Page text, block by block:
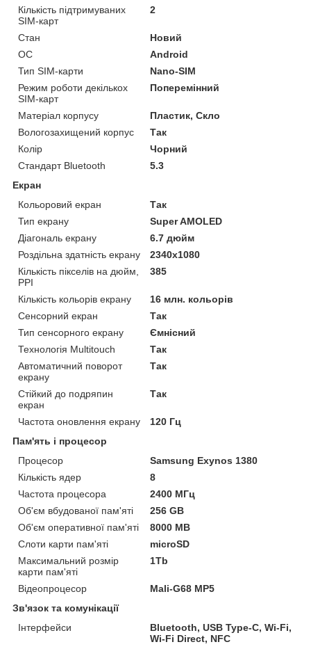
Кількість підтримуваних
SIM-карт
2
Стан
Новий
ОС
Android
Тип SIM-карти
Nano-SIM
Режим роботи декількох
SIM-карт
Поперемінний
Матеріал корпусу
Пластик, Скло
Вологозахищений корпус
Так
Колір
Чорний
Стандарт Bluetooth
5.3
Екран
Кольоровий екран
Так
Тип екрану
Super AMOLED
Діагональ екрану
6.7 дюйм
Роздільна здатність екрану
2340х1080
Кількість пікселів на дюйм,
PPI
385
Кількість кольорів екрану
16 млн. кольорів
Сенсорний екран
Так
Тип сенсорного екрану
Ємнісний
Технологія Multitouch
Так
Автоматичний поворот
екрану
Так
Стійкий до подряпин
екран
Так
Частота оновлення екрану
120 Гц
Пам'ять і процесор
Процесор
Samsung Exynos 1380
Кількість ядер
8
Частота процесора
2400 МГц
Об'єм вбудованої пам'яті
256 GB
Об'єм оперативної пам'яті
8000 MB
Слоти карти пам'яті
microSD
Максимальний розмір
карти пам'яті
1Tb
Відеопроцесор
Mali-G68 MP5
Зв'язок та комунікації
Інтерфейси
Bluetooth, USB Type-C, Wi-Fi,
Wi-Fi Direct, NFC